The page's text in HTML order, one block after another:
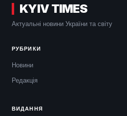
KYIV TIMES
Актуальні новини України та світу
РУБРИКИ
Новини
Редакція
ВИДАННЯ